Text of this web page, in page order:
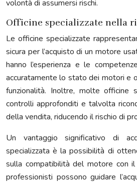
volontà di assumersi rischi.
Officine specializzate nella
Le officine specializzate
sicura per l’acquisto di un motore
hanno l’esperienza e le
accuratamente lo stato dei motori e
funzionalità. Inoltre, molte officine
controlli approfonditi e talvolta
della vendita, riducendo il rischio di
Un vantaggio significativo di
specializzata è la possibilità di
sulla compatibilità del motore con
professionisti possono guidare